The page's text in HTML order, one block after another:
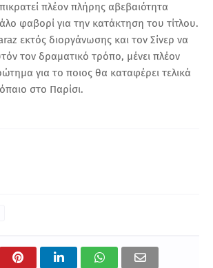
πλέον πλήρης αβεβαιότητα
φαβορί για την κατάκτηση του τίτλου.
εκτός διοργάνωσης και τον Σίνερ να
τον δραματικό τρόπο, μένει πλέον
για το ποιος θα καταφέρει τελικά
στο Παρίσι.